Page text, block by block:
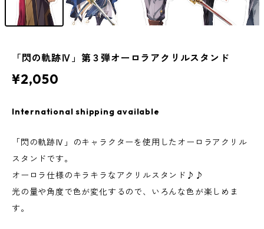
「閃の軌跡Ⅳ」第３弾オーロラアクリルスタンド
¥2,050
International shipping available
「閃の軌跡Ⅳ」のキャラクターを使用したオーロラアクリル
スタンドです。
オーロラ仕様のキラキラなアクリルスタンド♪♪
光の量や角度で色が変化するので、いろんな色が楽しめま
す。